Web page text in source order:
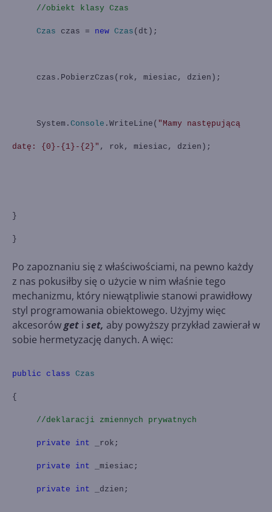
//obiekt klasy Czas
Czas czas = new Czas (dt);
czas.PobierzCzas(rok, miesiac, dzien);
System. Console .WriteLine( "Mamy następującą
datę: {0}-{1}-{2}" , rok, miesiac, dzien);
}
}
Po zapoznaniu się z właściwościami, na pewno każdy
z nas pokusiłby się o użycie w nim właśnie tego
mechanizmu, który niewątpliwie stanowi prawidłowy
styl programowania obiektowego. Użyjmy więc
akcesorówget i set, aby powyższy przykład zawierał w
sobie hermetyzację danych. A więc:
public class Czas
{
//deklaracji zmiennych prywatnych
private int _rok;
private int _miesiac;
private int _dzien;